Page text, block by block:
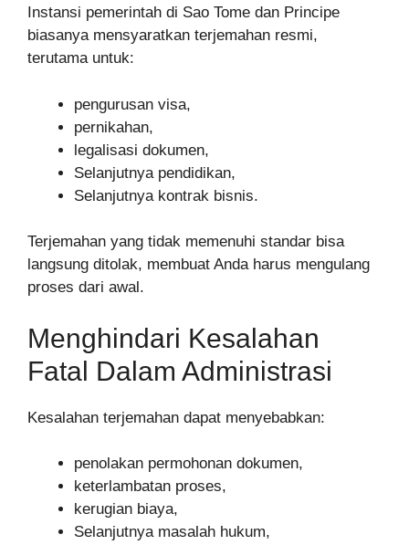
Instansi pemerintah di Sao Tome dan Principe
biasanya mensyaratkan terjemahan resmi,
terutama untuk:
pengurusan visa,
pernikahan,
legalisasi dokumen,
Selanjutnya pendidikan,
Selanjutnya kontrak bisnis.
Terjemahan yang tidak memenuhi standar bisa
langsung ditolak, membuat Anda harus mengulang
proses dari awal.
Menghindari Kesalahan
Fatal Dalam Administrasi
Kesalahan terjemahan dapat menyebabkan:
penolakan permohonan dokumen,
keterlambatan proses,
kerugian biaya,
Selanjutnya masalah hukum,